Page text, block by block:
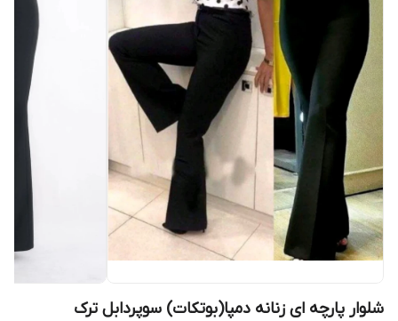
شلوار پارچه ای زنانه دمپا(بوتکات) سوپردابل ترک